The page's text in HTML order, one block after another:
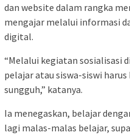
dan website dalam rangka
mengajar melalui informasi
digital.
“Melalui kegiatan sosialisasi
pelajar atau siswa-siswi
sungguh,” katanya.
Ia menegaskan, belajar
lagi malas-malas belajar,